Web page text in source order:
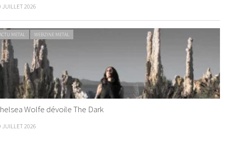
JUILLET 2026
METAL WEBZINE METAL
Wolfe dévoile The Dark
JUILLET 2026